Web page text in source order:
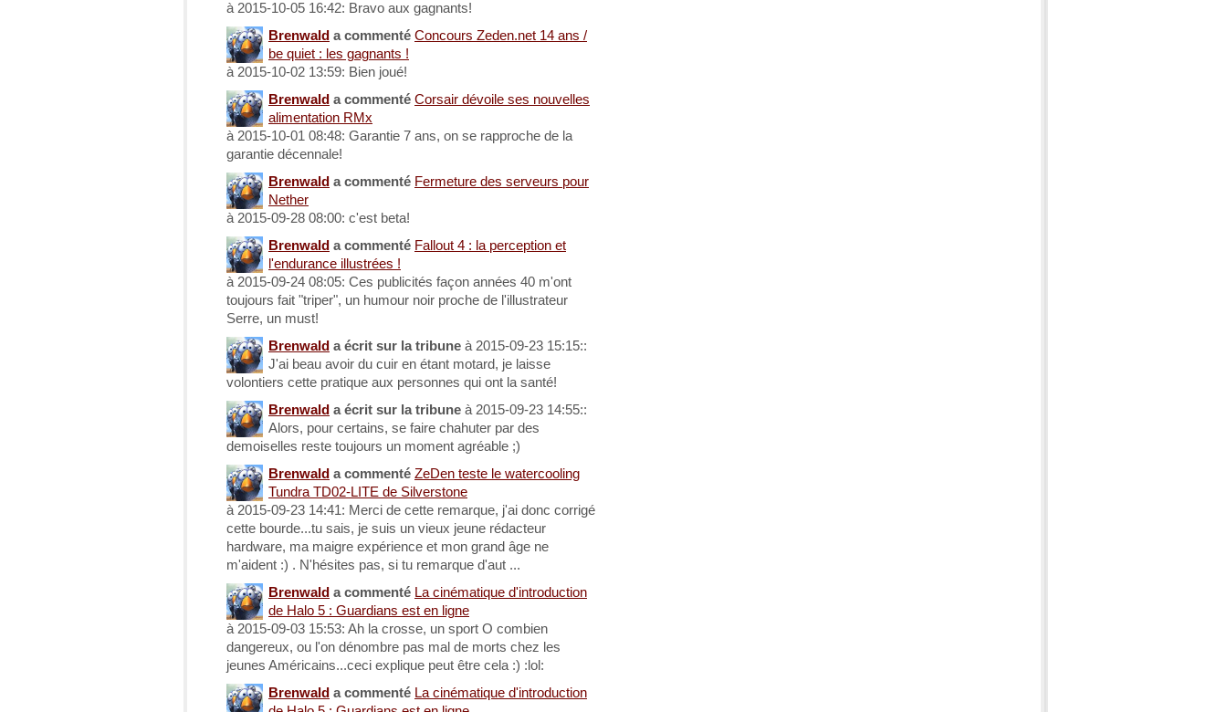
à 2015-10-05 16:42: Bravo aux gagnants!
Brenwald a commenté Concours Zeden.net 14 ans /
be quiet : les gagnants !
à 2015-10-02 13:59: Bien joué!
Brenwald a commenté Corsair dévoile ses nouvelles
alimentation RMx
à 2015-10-01 08:48: Garantie 7 ans, on se rapproche de la
garantie décennale!
Brenwald a commenté Fermeture des serveurs pour
Nether
à 2015-09-28 08:00: c'est beta!
Brenwald a commenté Fallout 4 : la perception et
l'endurance illustrées !
à 2015-09-24 08:05: Ces publicités façon années 40 m'ont
toujours fait "triper", un humour noir proche de l'illustrateur
Serre, un must!
Brenwald a écrit sur la tribune à 2015-09-23 15:15::
J'ai beau avoir du cuir en étant motard, je laisse
volontiers cette pratique aux personnes qui ont la santé!
Brenwald a écrit sur la tribune à 2015-09-23 14:55::
Alors, pour certains, se faire chahuter par des
demoiselles reste toujours un moment agréable ;)
Brenwald a commenté ZeDen teste le watercooling
Tundra TD02-LITE de Silverstone
à 2015-09-23 14:41: Merci de cette remarque, j'ai donc corrigé
cette bourde...tu sais, je suis un vieux jeune rédacteur
hardware, ma maigre expérience et mon grand âge ne
m'aident :) . N'hésites pas, si tu remarque d'aut ...
Brenwald a commenté La cinématique d'introduction
de Halo 5 : Guardians est en ligne
à 2015-09-03 15:53: Ah la crosse, un sport O combien
dangereux, ou l'on dénombre pas mal de morts chez les
jeunes Américains...ceci explique peut être cela :) :lol:
Brenwald a commenté La cinématique d'introduction